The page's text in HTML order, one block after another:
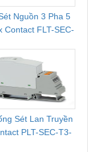
Nguồn 3 Pha 5
Contact FLT-SEC-
Sét Lan Truyền
PLT-SEC-T3-